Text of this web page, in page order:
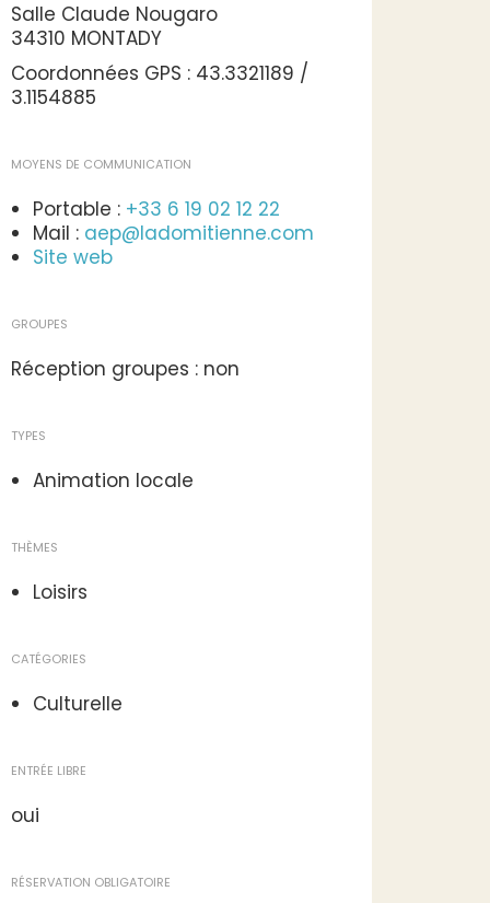
Salle Claude Nougaro
34310 MONTADY
Coordonnées GPS : 43.3321189 /
3.1154885
MOYENS DE COMMUNICATION
Portable : +33 6 19 02 12 22
Mail : aep@ladomitienne.com
Site web
GROUPES
Réception groupes : non
TYPES
Animation locale
THÈMES
Loisirs
CATÉGORIES
Culturelle
ENTRÉE LIBRE
oui
RÉSERVATION OBLIGATOIRE